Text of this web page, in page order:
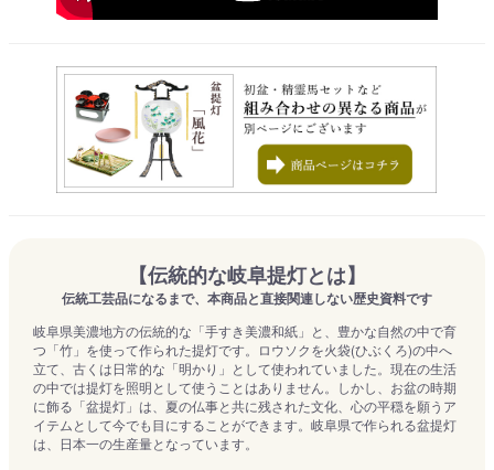
【伝統的な岐阜提灯とは】
伝統工芸品になるまで、本商品と直接関連しない歴史資料です
岐阜県美濃地方の伝統的な「手すき美濃和紙」と、豊かな自然の中で育
つ「竹」を使って作られた提灯です。ロウソクを火袋(ひぶくろ)の中へ
立て、古くは日常的な「明かり」として使われていました。現在の生活
の中では提灯を照明として使うことはありません。しかし、お盆の時期
に飾る「盆提灯」は、夏の仏事と共に残された文化、心の平穏を願うア
イテムとして今でも目にすることができます。岐阜県で作られる盆提灯
は、日本一の生産量となっています。